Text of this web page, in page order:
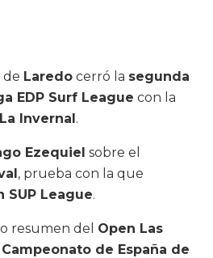
de Laredo cerró la segunda
EDP Surf League con la
Invernal.
Ezequiel sobre el
, prueba con la que
SUP League.
resumen del Open Las
Campeonato de España de